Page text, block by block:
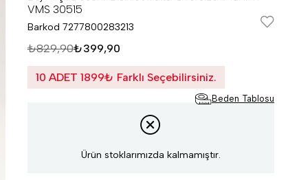
VMS 30515
Barkod 7277800283213
₺829,90₺399,90
10 ADET 1899₺ Farklı Seçebilirsiniz.
Beden Tablosu
Ürün stoklarımızda kalmamıştır.